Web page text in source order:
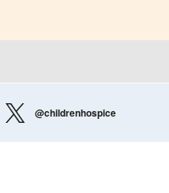
@childrenhospice